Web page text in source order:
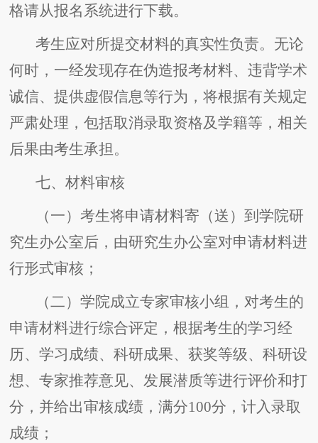
格请从报名系统进行下载。
考生应对所提交材料的真实性负责。无论
何时，一经发现存在伪造报考材料、违背学术
诚信、提供虚假信息等行为，将根据有关规定
严肃处理，包括取消录取资格及学籍等，相关
后果由考生承担。
七、材料审核
（一）考生将申请材料寄（送）到学院研
究生办公室后，由研究生办公室对申请材料进
行形式审核；
（二）学院成立专家审核小组，对考生的
申请材料进行综合评定，根据考生的学习经
历、学习成绩、科研成果、获奖等级、科研设
想、专家推荐意见、发展潜质等进行评价和打
分，并给出审核成绩，满分100分，计入录取
成绩；